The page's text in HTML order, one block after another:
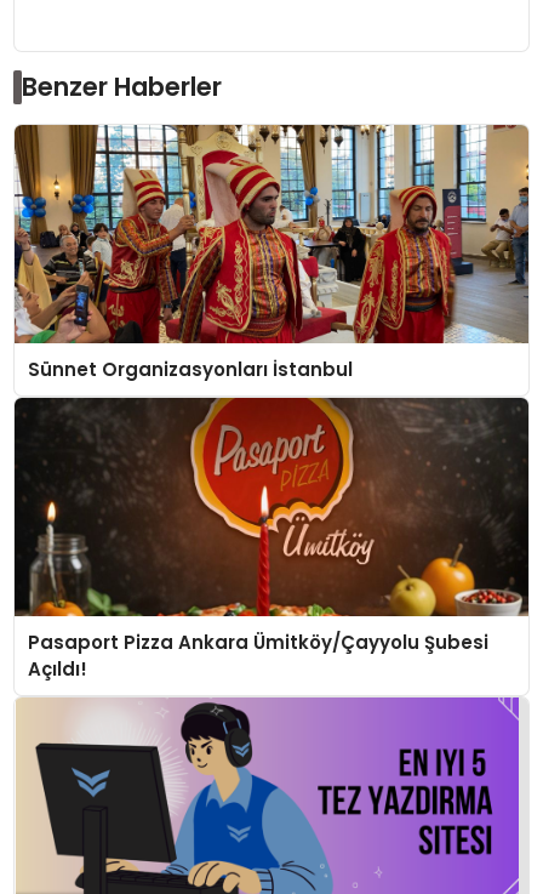
Benzer Haberler
Sünnet Organizasyonları İstanbul
Pasaport Pizza Ankara Ümitköy/Çayyolu Şubesi
Açıldı!